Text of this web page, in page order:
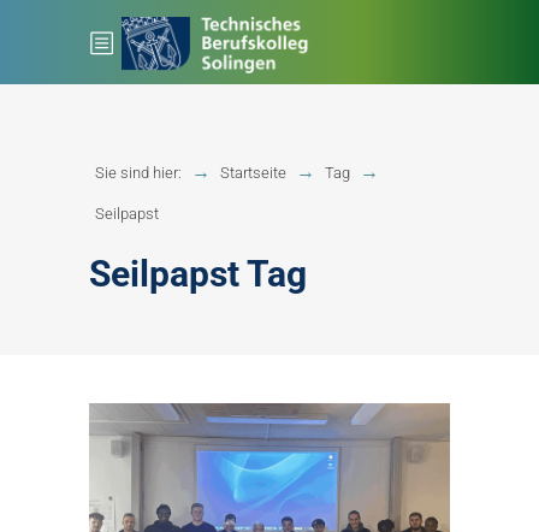
Sie sind hier: Startseite Tag
Seilpapst
Seilpapst Tag